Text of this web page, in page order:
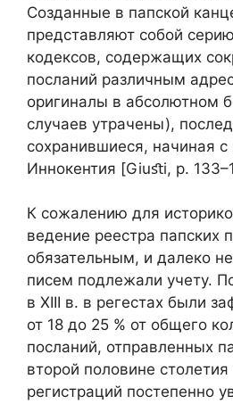
Созданные в папской
представляют собой
кодексов, содержащих
посланий различным
оригиналы в абсолютном
случаев утрачены),
сохранившиеся, начиная с
Иннокентия [Giuﬆi, p.
К сожалению для
ведение реестра папских
обязательным, и далеко
писем подлежали учету.
в XIII в. в регестах были
от 18 до 25 % от общего
посланий, отправленных
второй половине столетия
регистраций постепенно